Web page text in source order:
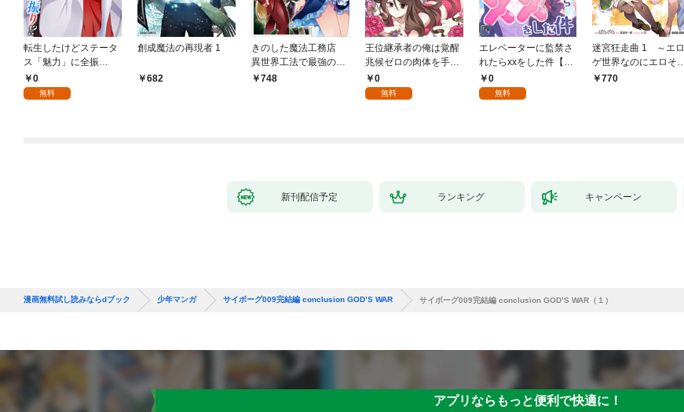
転生したけどステータ
ス「魅力」に全振
り！？(1)
0
無料
創成魔法の再現者 1
682
きのした魔法工務店
異世界工法で最強の家
づくりを（コミック）
748
王位継承者の俺は覚醒
兆候ゼロの肉体を手に
入れて自由を謳歌す
る。1
0
無料
エレベーターに監禁さ
れたらxxをした件【全
年齢版】(1)
0
無料
迷宮狂走曲 1 ～エロ
ゲ世界なのにエロそっ
ちのけでひたすら最強
770
新刊配信予定 ランキング キャンペーン
漫画無料試し読みならdブック 少年マンガ サイボーグ009完結編 conclusion GOD’S WAR サイボーグ009完結編 conclusion GOD’S WAR（１）
アプリならもっと便利で快適に！